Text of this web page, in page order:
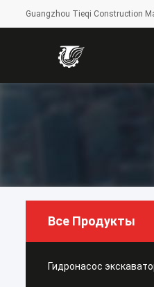
Guangzhou Tieqi Construction
Все Продукты
Гидронасос